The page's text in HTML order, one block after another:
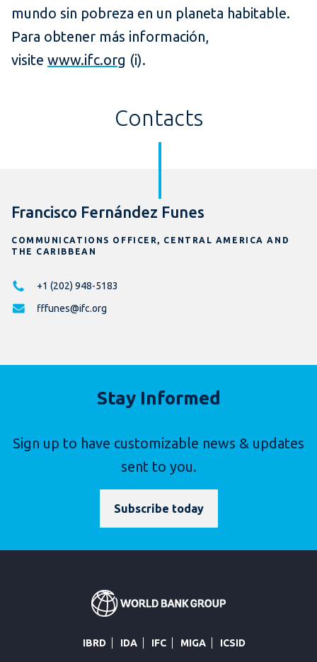
mundo sin pobreza en un planeta habitable.
Para obtener más información,
visite www.ifc.org (i).
Contacts
Francisco Fernández Funes
COMMUNICATIONS OFFICER, CENTRAL AMERICA AND
THE CARIBBEAN
+1 (202) 948-5183
fffunes@ifc.org
Stay Informed
Sign up to have customizable news & updates
sent to you.
Subscribe today
IBRD IDA IFC MIGA ICSID